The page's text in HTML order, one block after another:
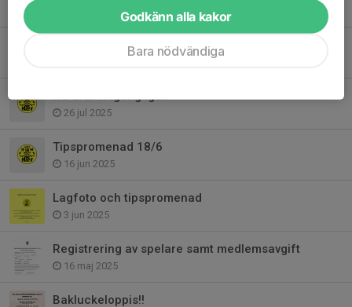
Ungdomens dag 27/9
Nu drar vi igång igen
26 jul 2025
Tipspromenad 18/6
16 jun 2025
Lagfoto och tipspromenad
3 jun 2025
Registrering av spelare samt medlemsavgift
16 maj 2025
Bakluckeloppis!!
Godkänn alla kakor
Bara nödvändiga